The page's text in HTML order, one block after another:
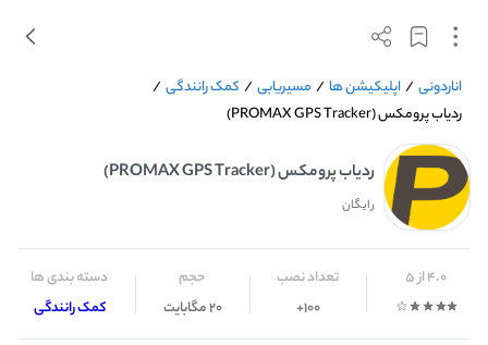
اناردونی / اپلیکیشن ها / مسیریابی / کمک رانندگی /
ردیاب پرومکس (PROMAX GPS Tracker)
ردیاب پرومکس (PROMAX GPS Tracker)
رایگان
4.0 از 5 تعداد نصب
100+
حجم
20 مگابایت
دسته بندی ها
کمک رانندگی